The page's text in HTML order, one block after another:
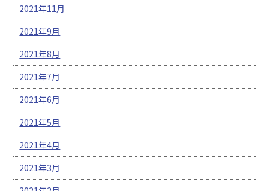
2021年11月
2021年9月
2021年8月
2021年7月
2021年6月
2021年5月
2021年4月
2021年3月